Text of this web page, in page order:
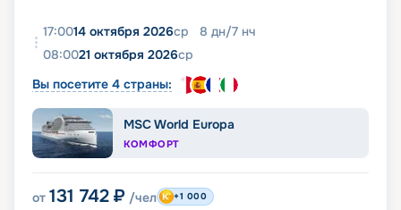
17:0014 октября 2026ср 8 дн/7 нч
08:0021 октября 2026ср
Вы посетите 4 страны:
MSC World Europa
КОМФОРТ
от 131 742 ₽ /чел +1 000